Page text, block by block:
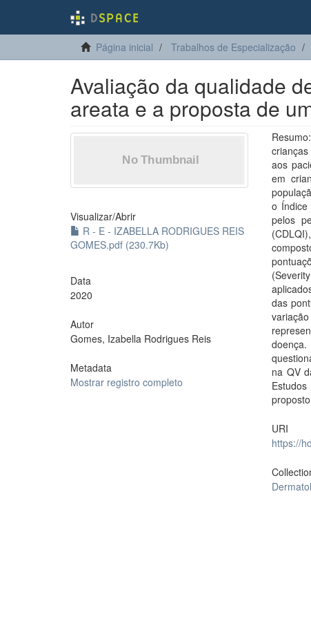
Página inicial Trabalhos de Especialização
Avaliação da qualidade
areata e a proposta de
Visualizar/Abrir
R - E - IZABELLA RODRIGUES REIS
GOMES.pdf (230.7Kb)
Data
2020
Autor
Gomes, Izabella Rodrigues Reis
Metadata
Mostrar registro completo
aos
em
o Índice
pelos
das
na QV
URI
https://